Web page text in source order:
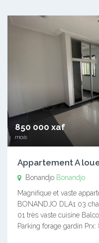
850 000 xaf
mois
Appartement A
Bonandjo Bonandjo
Magnifique et vaste
BONANDJO DLA1 03
01 très vaste cuisine
Parking forage gardin Prx: